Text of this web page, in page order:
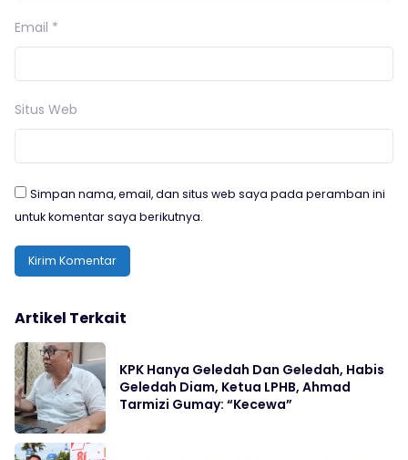
Email *
Situs Web
Simpan nama, email, dan situs web saya pada peramban ini
untuk komentar saya berikutnya.
Artikel Terkait
KPK Hanya Geledah Dan Geledah, Habis
Geledah Diam, Ketua LPHB, Ahmad
Tarmizi Gumay: “Kecewa”